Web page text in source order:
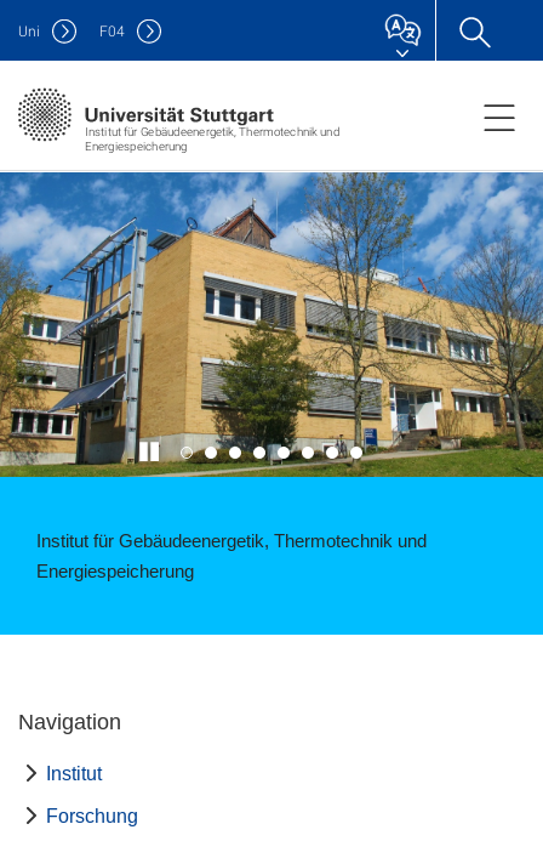
Institut für Gebäudeenergetik, Thermotechnik und
Energiespeicherung
Uni F04
Institut für Gebäudeenergetik, Thermotechnik und
Energiespeicherung
Navigation
Institut
Forschung